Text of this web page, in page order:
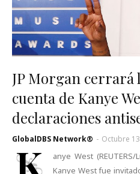
JP Morgan
cuenta de Kanye
declaraciones
GlobalDBS Network® - Octubre
anye West
Kanye West fue